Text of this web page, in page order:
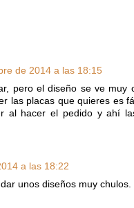
de 2014 a las 18:15
pero el diseño se ve muy
las placas que quieres es
al hacer el pedido y ahí
a las 18:22
unos diseños muy chulos.